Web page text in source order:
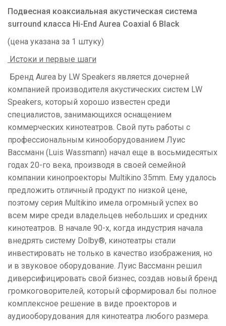
Подвесная коаксиальная акустическая система
surround класса Hi-End Aurea Coaxial 6 Black
(цена указана за 1 штуку)
Истоки и первые шаги
Бренд Aurea by LW Speakers является дочерней
компанией производителя акустических систем LW
Speakers, который хорошо известен среди
специалистов, занимающихся оснащением
коммерческих кинотеатров. Свой путь работы с
профессиональным кинооборудованием Луис
Вассманн (Luis Wassmann) начал еще в восьмидесятых
годах 20-го века, производя в своей семейной
компании кинопроекторы Multikino 35mm. Ему удалось
предложить отличный продукт по низкой цене,
поэтому серия Multikino имела огромный успех во
всем мире среди владельцев небольших и средних
кинотеатров. В начале 90-х, когда индустрия начала
внедрять систему Dolby®, кинотеатры стали
инвестировать не только в качество изображения, но
и в звуковое оборудование. Луис Вассманн решил
диверсифицировать свой бизнес, создав новый бренд
громкоговорителей, который сформировал бы полное
комплексное решение в виде проекторов и
аудиооборудования для кинотеатра любого размера.